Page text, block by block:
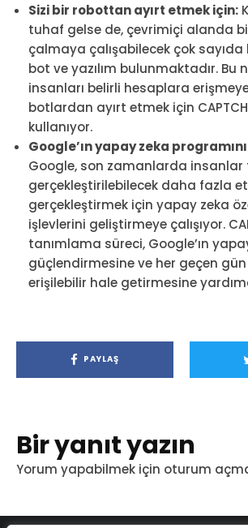
Sizi bir robottan ayırt etmek için:
tuhaf gelse de, çevrimiçi alanda
çalmaya çalışabilecek çok sayıda
bot ve yazılım bulunmaktadır. Bu
insanları belirli hesaplara
botlardan ayırt etmek için
kullanıyor.
Google’ın yapay zeka
Google, son zamanlarda
gerçekleştirilebilecek daha fazla
gerçekleştirmek için yapay zeka
işlevlerini geliştirmeye çalışıyor.
tanımlama süreci, Google’ın
güçlendirmesine ve her geçen
erişilebilir hale getirmesine
PAYLAŞ
Bir yanıt yazın
Yorum yapabilmek için oturum